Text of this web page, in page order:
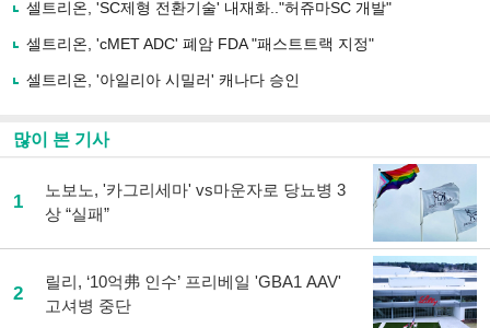
유
기
셀트리온, 'SC제형 전환기술' 내재화.."허쥬마SC 개발"
셀트리온, 'cMET ADC' 폐암 FDA "패스트트랙 지정"
셀트리온, '아일리아 시밀러' 캐나다 승인
많이 본 기사
1
노보노, '카그리세마' vs마운자로 당뇨병 3
상 “실패”
2
릴리, ‘10억弗 인수’ 프리베일 'GBA1 AAV'
고셔병 중단